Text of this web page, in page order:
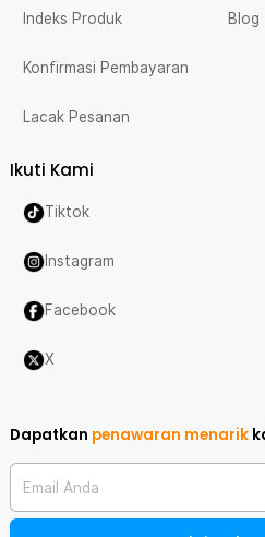
Indeks Produk
Konfirmasi Pembayaran
Lacak Pesanan
Blog
Ikuti Kami
Tiktok
Instagram
Facebook
X
Dapatkan penawaran menarik
Email Anda